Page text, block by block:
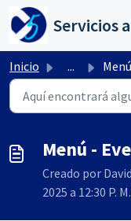
Saltar al contenido
Inicio ... Menú
Menú -
Creado por
2025 a 12:30 P.